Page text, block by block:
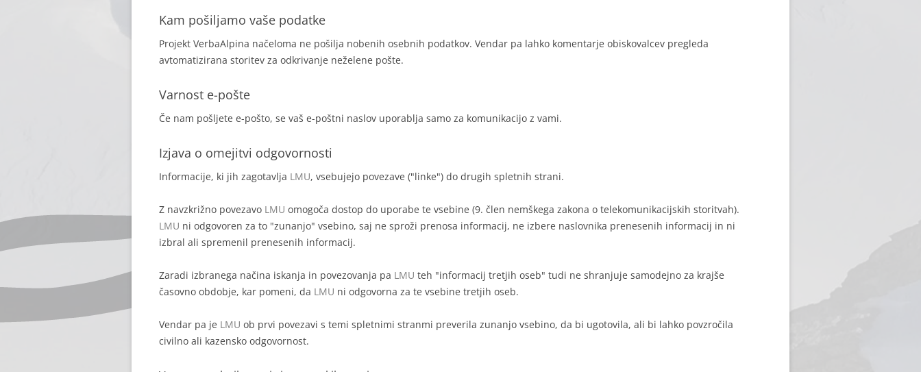
Kam pošiljamo vaše podatke
Projekt VerbaAlpina načeloma ne pošilja nobenih osebnih podatkov. Vendar pa lahko komentarje obiskovalcev pregleda
avtomatizirana storitev za odkrivanje neželene pošte.
Varnost e-pošte
Če nam pošljete e-pošto, se vaš e-poštni naslov uporablja samo za komunikacijo z vami.
Izjava o omejitvi odgovornosti
Informacije, ki jih zagotavlja LMU, vsebujejo povezave ("linke") do drugih spletnih strani.
Z navzkrižno povezavo LMU omogoča dostop do uporabe te vsebine (9. člen nemškega zakona o telekomunikacijskih storitvah).
LMU ni odgovoren za to "zunanjo" vsebino, saj ne sproži prenosa informacij, ne izbere naslovnika prenesenih informacij in ni
izbral ali spremenil prenesenih informacij.
Zaradi izbranega načina iskanja in povezovanja pa LMU teh "informacij tretjih oseb" tudi ne shranjuje samodejno za krajše
časovno obdobje, kar pomeni, da LMU ni odgovorna za te vsebine tretjih oseb.
Vendar pa je LMU ob prvi povezavi s temi spletnimi stranmi preverila zunanjo vsebino, da bi ugotovila, ali bi lahko povzročila
civilno ali kazensko odgovornost.